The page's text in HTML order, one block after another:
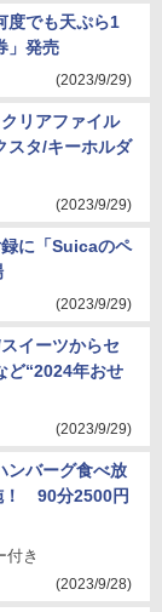
度でも天ぷら1
」発売
(2023/9/29)
リアファイル
スタ/キーホルダ
(2023/9/29)
に「Suicaのペ
(2023/9/29)
イーツからセ
ど“2024年おせ
(2023/9/29)
ンバーグ食べ放
！ 90分2500円
付き
(2023/9/28)